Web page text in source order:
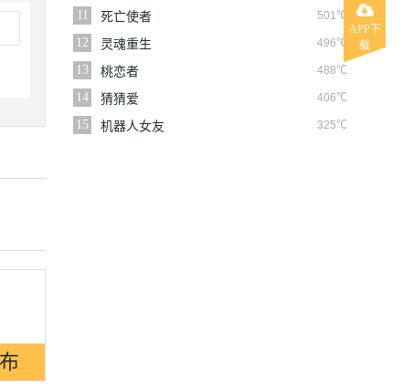
人给威胁了
11 501℃
死亡使者
12
496℃
灵魂重生
13
488℃
桃恋者
14
406℃
猜猜爱
15
325℃
机器人女友
APP下
载